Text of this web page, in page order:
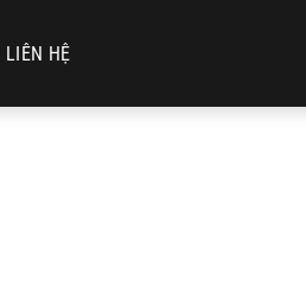
LIÊN HỆ